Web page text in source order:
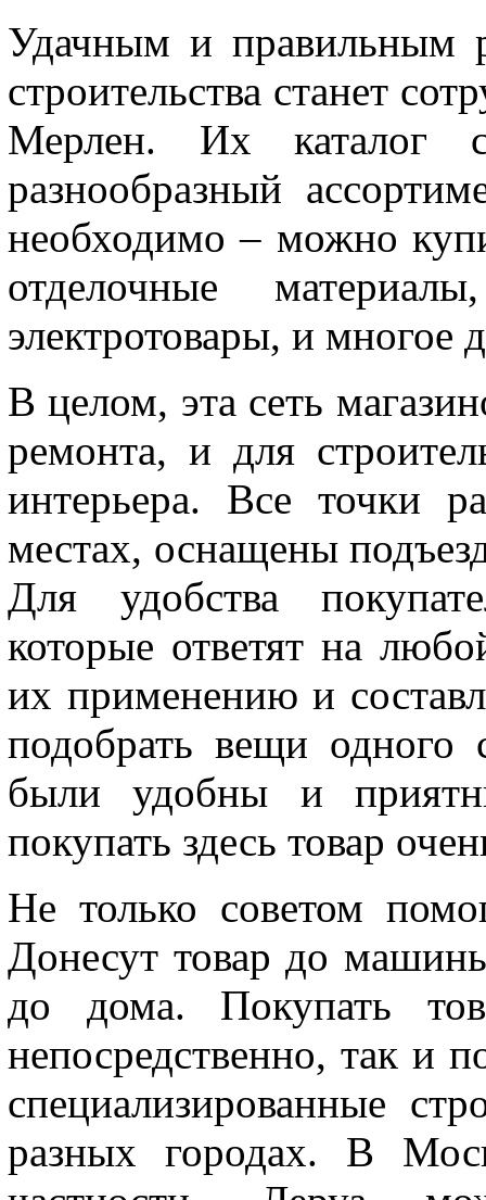
Удачным и правильным
строительства станет
Мерлен. Их каталог
разнообразный
необходимо – можно
отделочные
электротовары, и многое
В целом, эта сеть
ремонта, и для
интерьера. Все точки
местах, оснащены
Для удобства
которые ответят на
их применению и
подобрать вещи одного
были удобны и
покупать здесь товар
Не только советом
Донесут товар до
до дома. Покупать
непосредственно, так и
специализированные
разных городах. В